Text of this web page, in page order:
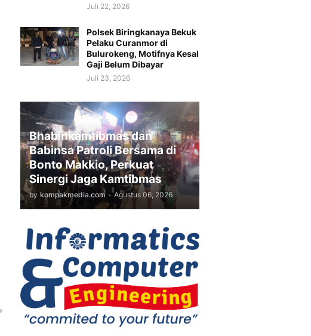
Juli 22, 2026
Polsek Biringkanaya Bekuk
Pelaku Curanmor di
Bulurokeng, Motifnya Kesal
Gaji Belum Dibayar
Juli 23, 2026
Bhabinkamtibmas dan
Babinsa Patroli Bersama di
Bonto Makkio, Perkuat
Sinergi Jaga Kamtibmas
by kompakmedia.com - Agustus 06, 2026